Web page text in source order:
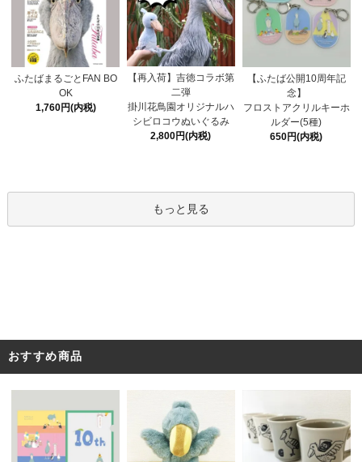
ふたばまるごとFAN BO
OK
1,760円(内税)
【再入荷】吉徳コラボ第
二弾
掛川花鳥園オリジナルハ
シビロコウぬいぐるみ
2,800円(内税)
【ふたば公開10周年記
念】
フロストアクリルキーホ
ルダー(5種)
650円(内税)
もっと見る
おすすめ商品